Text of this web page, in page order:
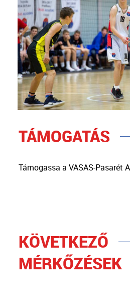
TÁMOGATÁS
Támogassa a VASAS-Pasarét
KÖVETKEZŐ
MÉRKŐZÉSEK